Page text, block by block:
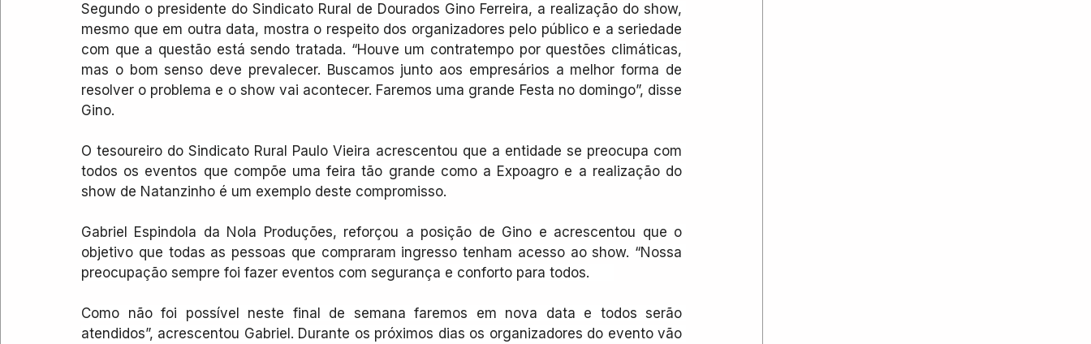
Segundo o presidente do Sindicato Rural de Dourados Gino Ferreira, a realização do show,
mesmo que em outra data, mostra o respeito dos organizadores pelo público e a seriedade
com que a questão está sendo tratada. “Houve um contratempo por questões climáticas,
mas o bom senso deve prevalecer. Buscamos junto aos empresários a melhor forma de
resolver o problema e o show vai acontecer. Faremos uma grande Festa no domingo”, disse
Gino.
O tesoureiro do Sindicato Rural Paulo Vieira acrescentou que a entidade se preocupa com
todos os eventos que compõe uma feira tão grande como a Expoagro e a realização do
show de Natanzinho é um exemplo deste compromisso.
Gabriel Espindola da Nola Produções, reforçou a posição de Gino e acrescentou que o
objetivo que todas as pessoas que compraram ingresso tenham acesso ao show. “Nossa
preocupação sempre foi fazer eventos com segurança e conforto para todos.
Como não foi possível neste final de semana faremos em nova data e todos serão
atendidos”, acrescentou Gabriel. Durante os próximos dias os organizadores do evento vão